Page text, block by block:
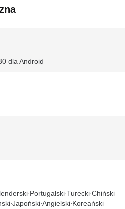
dla Android
Portugalski Turecki Chiński
Japoński Angielski Koreański